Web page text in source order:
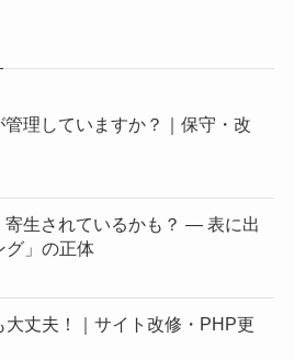
理していますか？｜保守・改
寄生されているかも？ ― 表に出
グ」の正体
丈夫！｜サイト改修・PHP更